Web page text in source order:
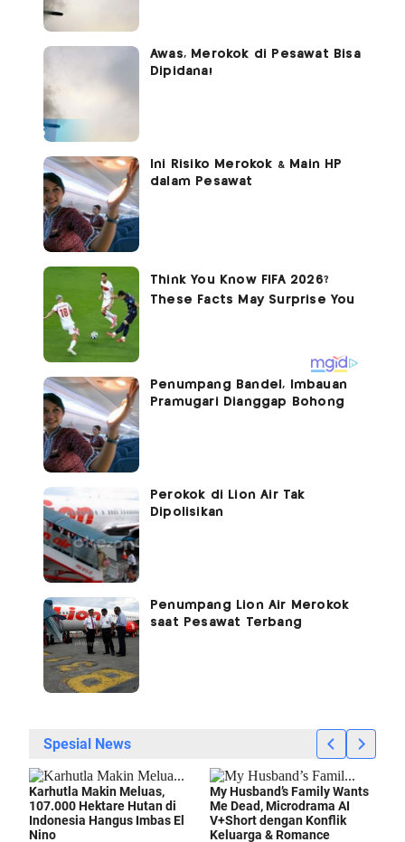
Awas, Merokok di Pesawat Bisa
Dipidana!
Ini Risiko Merokok & Main HP
dalam Pesawat
Penumpang Bandel, Imbauan
Pramugari Dianggap Bohong
Perokok di Lion Air Tak
Dipolisikan
Penumpang Lion Air Merokok
saat Pesawat Terbang